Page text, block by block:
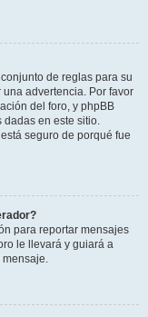
de reglas para su
advertencia. Por favor
del foro, y phpBB
dadas en este sitio.
seguro de porqué fue
para reportar mensajes
le llevará y guiará a
mensaje.